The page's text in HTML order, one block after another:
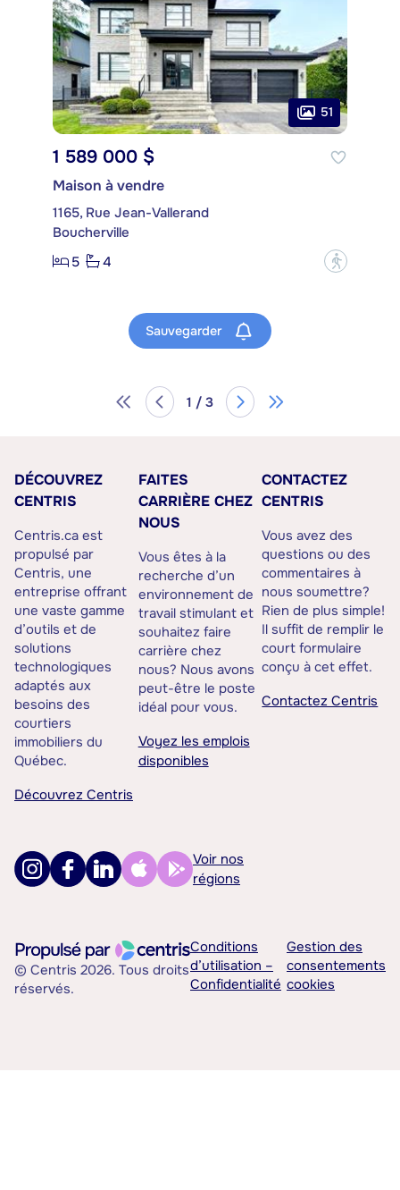
51
1 589 000 $
Maison à vendre
1165, Rue Jean-Vallerand
Boucherville
5
4 ?
Sauvegarder
1 / 3
DÉCOUVREZ
CENTRIS
Centris.ca est
propulsé par
Centris, une
entreprise offrant
une vaste gamme
d’outils et de
solutions
technologiques
adaptés aux
besoins des
courtiers
immobiliers du
Québec.
Découvrez Centris
FAITES
CARRIÈRE CHEZ
NOUS
Vous êtes à la
recherche d’un
environnement de
travail stimulant et
souhaitez faire
carrière chez
nous? Nous avons
peut-être le poste
idéal pour vous.
Voyez les emplois
disponibles
CONTACTEZ
CENTRIS
Vous avez des
questions ou des
commentaires à
nous soumettre?
Rien de plus simple!
Il suffit de remplir le
court formulaire
conçu à cet effet.
Contactez Centris
Voir nos
régions
© Centris 2026. Tous droits
réservés.
Conditions
d’utilisation –
Confidentialité
Gestion des
consentements
cookies